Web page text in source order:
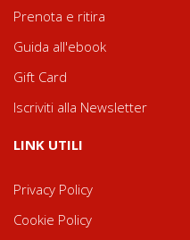
Prenota e ritira
Guida all'ebook
Gift Card
Iscriviti alla Newsletter
LINK UTILI
Privacy Policy
Cookie Policy